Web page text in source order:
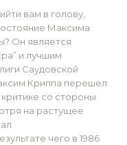
вам в голову,
Максима
Он является
и лучшим
Саудовской
Криппа перешел
со стороны
на растущее
чего в 1986